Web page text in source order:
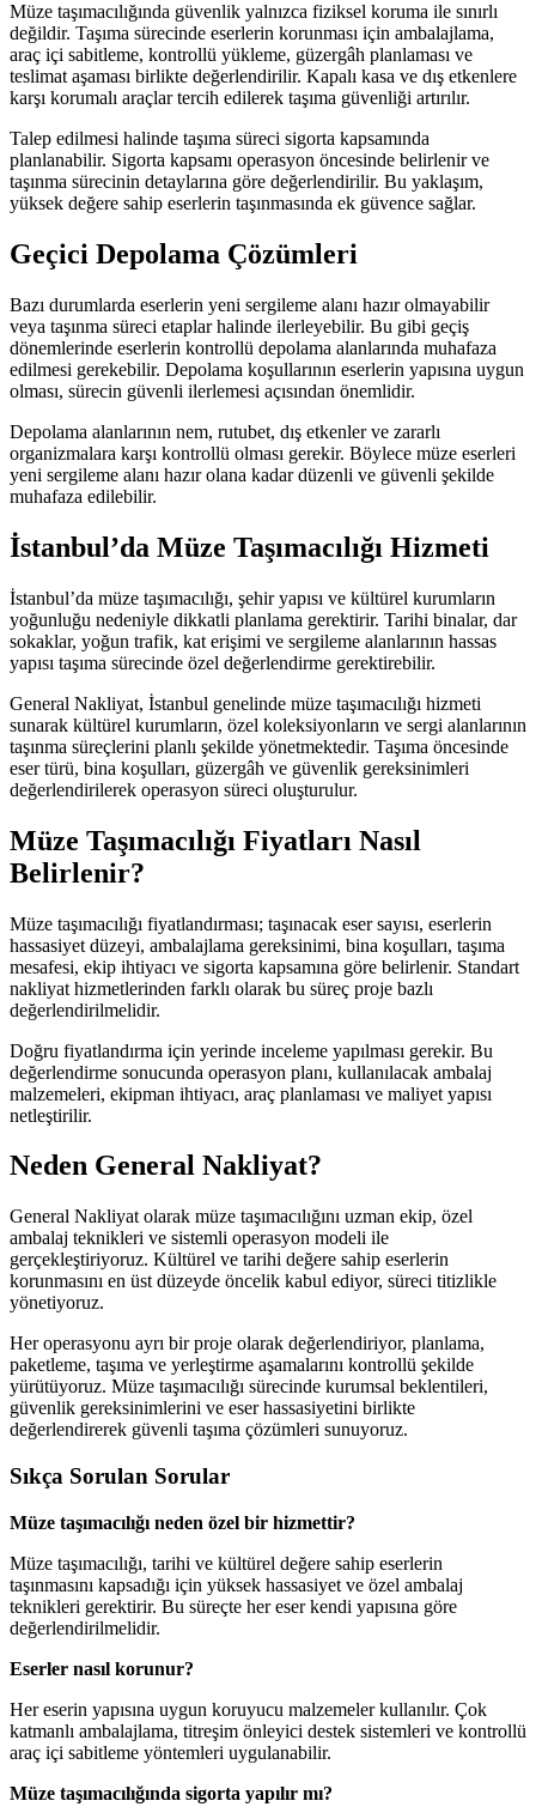
Müze taşımacılığında güvenlik yalnızca fiziksel koruma ile sınırlı
değildir. Taşıma sürecinde eserlerin korunması için ambalajlama,
araç içi sabitleme, kontrollü yükleme, güzergâh planlaması ve
teslimat aşaması birlikte değerlendirilir. Kapalı kasa ve dış etkenlere
karşı korumalı araçlar tercih edilerek taşıma güvenliği artırılır.
Talep edilmesi halinde taşıma süreci sigorta kapsamında
planlanabilir. Sigorta kapsamı operasyon öncesinde belirlenir ve
taşınma sürecinin detaylarına göre değerlendirilir. Bu yaklaşım,
yüksek değere sahip eserlerin taşınmasında ek güvence sağlar.
Geçici Depolama Çözümleri
Bazı durumlarda eserlerin yeni sergileme alanı hazır olmayabilir
veya taşınma süreci etaplar halinde ilerleyebilir. Bu gibi geçiş
dönemlerinde eserlerin kontrollü depolama alanlarında muhafaza
edilmesi gerekebilir. Depolama koşullarının eserlerin yapısına uygun
olması, sürecin güvenli ilerlemesi açısından önemlidir.
Depolama alanlarının nem, rutubet, dış etkenler ve zararlı
organizmalara karşı kontrollü olması gerekir. Böylece müze eserleri
yeni sergileme alanı hazır olana kadar düzenli ve güvenli şekilde
muhafaza edilebilir.
İstanbul’da Müze Taşımacılığı Hizmeti
İstanbul’da müze taşımacılığı, şehir yapısı ve kültürel kurumların
yoğunluğu nedeniyle dikkatli planlama gerektirir. Tarihi binalar, dar
sokaklar, yoğun trafik, kat erişimi ve sergileme alanlarının hassas
yapısı taşıma sürecinde özel değerlendirme gerektirebilir.
General Nakliyat, İstanbul genelinde müze taşımacılığı hizmeti
sunarak kültürel kurumların, özel koleksiyonların ve sergi alanlarının
taşınma süreçlerini planlı şekilde yönetmektedir. Taşıma öncesinde
eser türü, bina koşulları, güzergâh ve güvenlik gereksinimleri
değerlendirilerek operasyon süreci oluşturulur.
Müze Taşımacılığı Fiyatları Nasıl
Belirlenir?
Müze taşımacılığı fiyatlandırması; taşınacak eser sayısı, eserlerin
hassasiyet düzeyi, ambalajlama gereksinimi, bina koşulları, taşıma
mesafesi, ekip ihtiyacı ve sigorta kapsamına göre belirlenir. Standart
nakliyat hizmetlerinden farklı olarak bu süreç proje bazlı
değerlendirilmelidir.
Doğru fiyatlandırma için yerinde inceleme yapılması gerekir. Bu
değerlendirme sonucunda operasyon planı, kullanılacak ambalaj
malzemeleri, ekipman ihtiyacı, araç planlaması ve maliyet yapısı
netleştirilir.
Neden General Nakliyat?
General Nakliyat olarak müze taşımacılığını uzman ekip, özel
ambalaj teknikleri ve sistemli operasyon modeli ile
gerçekleştiriyoruz. Kültürel ve tarihi değere sahip eserlerin
korunmasını en üst düzeyde öncelik kabul ediyor, süreci titizlikle
yönetiyoruz.
Her operasyonu ayrı bir proje olarak değerlendiriyor, planlama,
paketleme, taşıma ve yerleştirme aşamalarını kontrollü şekilde
yürütüyoruz. Müze taşımacılığı sürecinde kurumsal beklentileri,
güvenlik gereksinimlerini ve eser hassasiyetini birlikte
değerlendirerek güvenli taşıma çözümleri sunuyoruz.
Sıkça Sorulan Sorular
Müze taşımacılığı neden özel bir hizmettir?
Müze taşımacılığı, tarihi ve kültürel değere sahip eserlerin
taşınmasını kapsadığı için yüksek hassasiyet ve özel ambalaj
teknikleri gerektirir. Bu süreçte her eser kendi yapısına göre
değerlendirilmelidir.
Eserler nasıl korunur?
Her eserin yapısına uygun koruyucu malzemeler kullanılır. Çok
katmanlı ambalajlama, titreşim önleyici destek sistemleri ve kontrollü
araç içi sabitleme yöntemleri uygulanabilir.
Müze taşımacılığında sigorta yapılır mı?